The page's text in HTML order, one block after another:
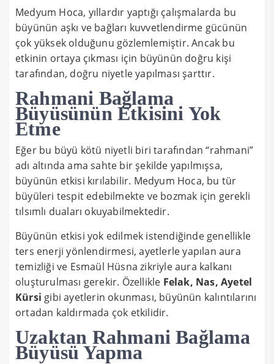
Medyum Hoca, yıllardır yaptığı çalışmalarda bu
büyünün aşkı ve bağları kuvvetlendirme gücünün
çok yüksek olduğunu gözlemlemiştir. Ancak bu
etkinin ortaya çıkması için büyünün doğru kişi
tarafından, doğru niyetle yapılması şarttır.
Rahmani Bağlama
Büyüsünün Etkisini Yok
Etme
Eğer bu büyü kötü niyetli biri tarafından “rahmani”
adı altında ama sahte bir şekilde yapılmışsa,
büyünün etkisi kırılabilir. Medyum Hoca, bu tür
büyüleri tespit edebilmekte ve bozmak için gerekli
tılsımlı duaları okuyabilmektedir.
Büyünün etkisi yok edilmek istendiğinde genellikle
ters enerji yönlendirmesi, ayetlerle yapılan aura
temizliği ve Esmaül Hüsna zikriyle aura kalkanı
oluşturulması gerekir. Özellikle Felak, Nas, Ayetel
Kürsi gibi ayetlerin okunması, büyünün kalıntılarını
ortadan kaldırmada çok etkilidir.
Uzaktan Rahmani Bağlama
Büyüsü Yapma